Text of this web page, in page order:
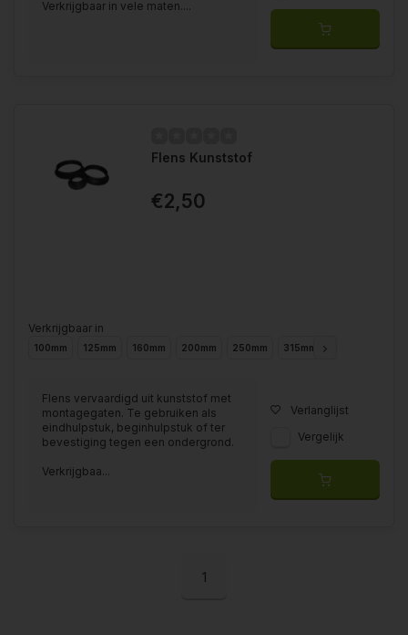
Verkrijgbaar in vele maten....
Flens Kunststof
€2,50
Verkrijgbaar in
100mm 125mm 160mm 200mm 250mm 315mm
Flens vervaardigd uit kunststof met
montagegaten. Te gebruiken als
eindhulpstuk, beginhulpstuk of ter
bevestiging tegen een ondergrond.
Verkrijgbaa...
Verlanglijst
Vergelijk
1